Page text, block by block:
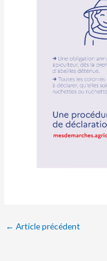
← Article précédent